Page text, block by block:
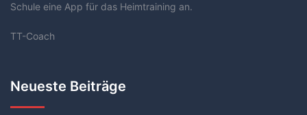
Schule eine App für das Heimtraining an.
TT-Coach
Neueste Beiträge